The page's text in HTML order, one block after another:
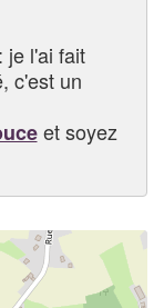
je l'ai fait
c'est un
et soyez